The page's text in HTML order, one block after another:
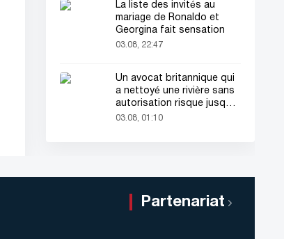
La liste des invités au
mariage de Ronaldo et
Georgina fait sensation
03.08, 22:47
Un avocat britannique qui
a nettoyé une rivière sans
autorisation risque jusqu'à
2 ans de prison
03.08, 01:10
Partenariat